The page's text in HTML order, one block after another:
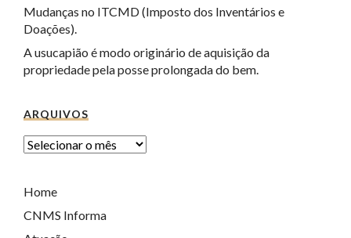
Mudanças no ITCMD (Imposto dos Inventários e
Doações).
A usucapião é modo originário de aquisição da
propriedade pela posse prolongada do bem.
ARQUIVOS
Home
CNMS Informa